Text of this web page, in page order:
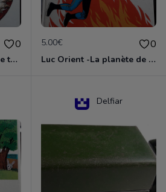
0
Luc Orient -Le maître de terango
5.00€ 0
Luc Orient -La planète de l'angoisse
Delfiar